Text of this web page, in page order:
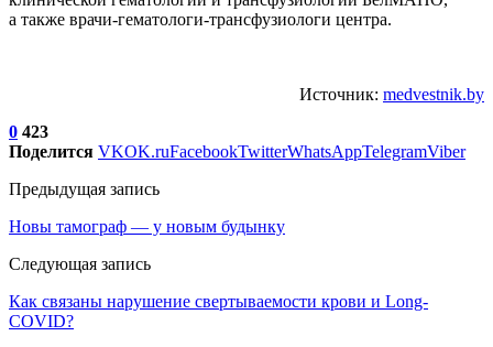
а также врачи-гематологи-трансфузиологи центра.
Источник: medvestnik.by
0 423
Поделится VKOK.ruFacebookTwitterWhatsAppTelegramViber
Предыдущая запись
Новы тамограф — у новым будынку
Следующая запись
Как связаны нарушение свертываемости крови и Long-
COVID?